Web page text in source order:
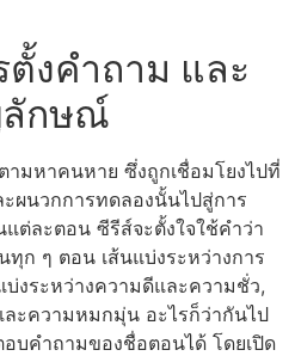
งคำถาม และ
กษณ์
ามหาคนหาย ซึ่งถูกเชื่อมโยงไปที่
ผนวกการทดลองนั้นไปสู่การ
ต่ละตอน ซีรีส์จะตั้งใจใช้คำว่า
ทุก ๆ ตอน เส้นแบ่งระหว่างการ
งระหว่างความดีและความชั่ว,
ะความหมกมุ่น อะไรก็ว่ากันไป
บคำถามของชื่อตอนได้ โดยเปิด